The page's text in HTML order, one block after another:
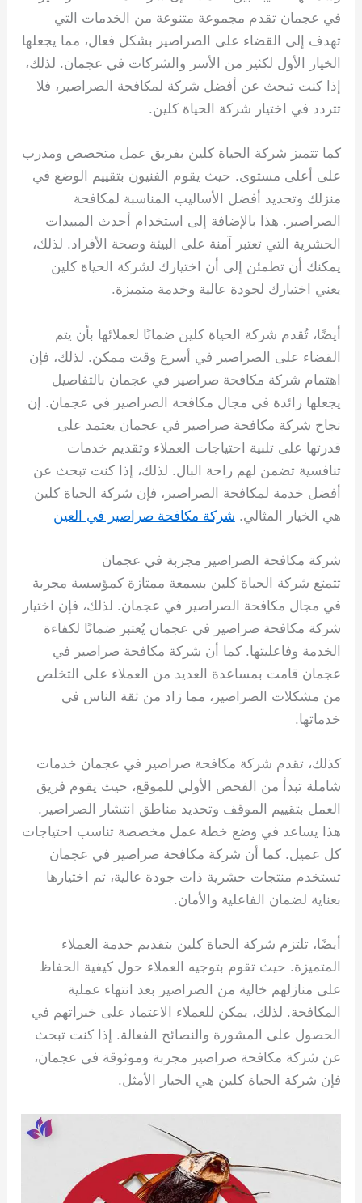
في عجمان تقدم مجموعة متنوعة من الخدمات التي
تهدف إلى القضاء على الصراصير بشكل فعال، مما يجعلها
الخيار الأول لكثير من الأسر والشركات في عجمان. لذلك،
إذا كنت تبحث عن أفضل شركة لمكافحة الصراصير، فلا
تتردد في اختيار شركة الحياة كلين.
كما تتميز شركة الحياة كلين بفريق عمل متخصص ومدرب
على أعلى مستوى. حيث يقوم الفنيون بتقييم الوضع في
منزلك وتحديد أفضل الأساليب المناسبة لمكافحة
الصراصير. هذا بالإضافة إلى استخدام أحدث المبيدات
الحشرية التي تعتبر آمنة على البيئة وصحة الأفراد. لذلك،
يمكنك أن تطمئن إلى أن اختيارك لشركة الحياة كلين
يعني اختيارك لجودة عالية وخدمة متميزة.
أيضًا، تُقدم شركة الحياة كلين ضمانًا لعملائها بأن يتم
القضاء على الصراصير في أسرع وقت ممكن. لذلك، فإن
اهتمام شركة مكافحة صراصير في عجمان بالتفاصيل
يجعلها رائدة في مجال مكافحة الصراصير في عجمان. إن
نجاح شركة مكافحة صراصير في عجمان يعتمد على
قدرتها على تلبية احتياجات العملاء وتقديم خدمات
تنافسية تضمن لهم راحة البال. لذلك، إذا كنت تبحث عن
أفضل خدمة لمكافحة الصراصير، فإن شركة الحياة كلين
هي الخيار المثالي. شركة مكافحة صراصير في العين
شركة مكافحة الصراصير مجربة في عجمان
تتمتع شركة الحياة كلين بسمعة ممتازة كمؤسسة مجربة
في مجال مكافحة الصراصير في عجمان. لذلك، فإن اختيار
شركة مكافحة صراصير في عجمان يُعتبر ضمانًا لكفاءة
الخدمة وفاعليتها. كما أن شركة مكافحة صراصير في
عجمان قامت بمساعدة العديد من العملاء على التخلص
من مشكلات الصراصير، مما زاد من ثقة الناس في
خدماتها.
كذلك، تقدم شركة مكافحة صراصير في عجمان خدمات
شاملة تبدأ من الفحص الأولي للموقع، حيث يقوم فريق
العمل بتقييم الموقف وتحديد مناطق انتشار الصراصير.
هذا يساعد في وضع خطة عمل مخصصة تناسب احتياجات
كل عميل. كما أن شركة مكافحة صراصير في عجمان
تستخدم منتجات حشرية ذات جودة عالية، تم اختيارها
بعناية لضمان الفاعلية والأمان.
أيضًا، تلتزم شركة الحياة كلين بتقديم خدمة العملاء
المتميزة. حيث تقوم بتوجيه العملاء حول كيفية الحفاظ
على منازلهم خالية من الصراصير بعد انتهاء عملية
المكافحة. لذلك، يمكن للعملاء الاعتماد على خبراتهم في
الحصول على المشورة والنصائح الفعالة. إذا كنت تبحث
عن شركة مكافحة صراصير مجربة وموثوقة في عجمان،
فإن شركة الحياة كلين هي الخيار الأمثل.